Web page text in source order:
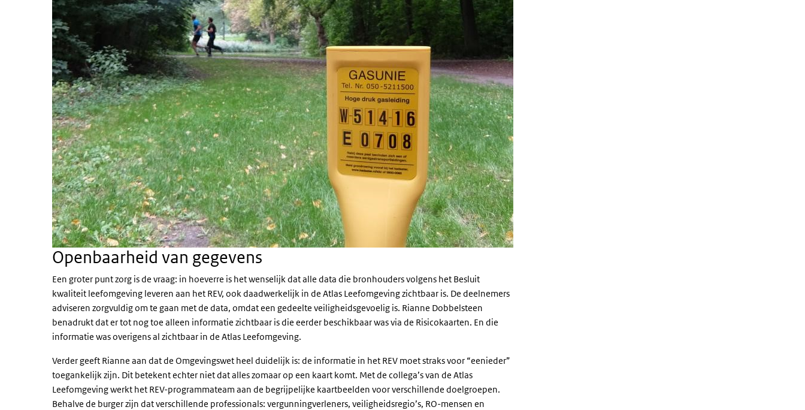
Openbaarheid van gegevens
Een groter punt zorg is de vraag: in hoeverre is het wenselijk dat alle data die bronhouders volgens het Besluit
kwaliteit leefomgeving leveren aan het REV, ook daadwerkelijk in de Atlas Leefomgeving zichtbaar is. De deelnemers
adviseren zorgvuldig om te gaan met de data, omdat een gedeelte veiligheidsgevoelig is. Rianne Dobbelsteen
benadrukt dat er tot nog toe alleen informatie zichtbaar is die eerder beschikbaar was via de Risicokaarten. En die
informatie was overigens al zichtbaar in de Atlas Leefomgeving.
Verder geeft Rianne aan dat de Omgevingswet heel duidelijk is: de informatie in het REV moet straks voor “eenieder”
toegankelijk zijn. Dit betekent echter niet dat alles zomaar op een kaart komt. Met de collega’s van de Atlas
Leefomgeving werkt het REV-programmateam aan de begrijpelijke kaartbeelden voor verschillende doelgroepen.
Behalve de burger zijn dat verschillende professionals: vergunningverleners, veiligheidsregio’s, RO-mensen en